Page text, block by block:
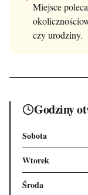
Miejsce
czy urodziny.
Godziny
Sobota
Wtorek
Środa